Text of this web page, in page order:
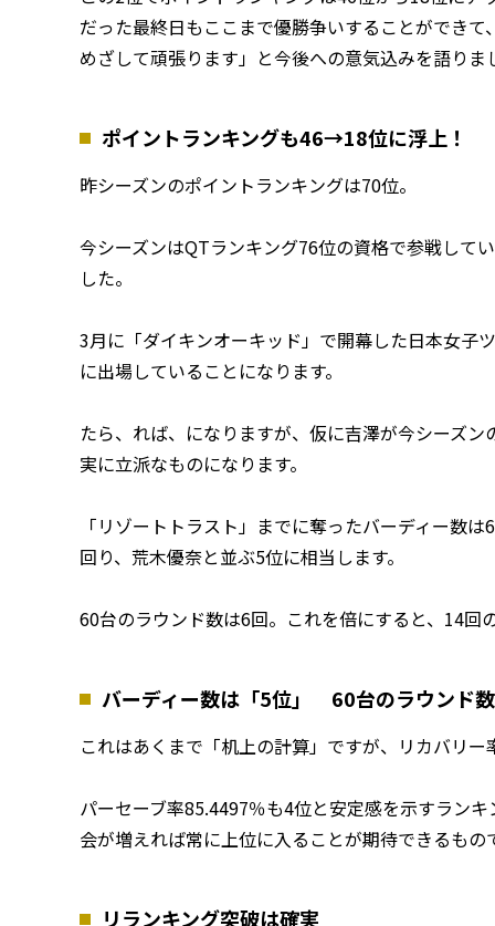
だった最終日もここまで優勝争いすることができ
めざして頑張ります」と今後への意気込みを語りま
ポイントランキングも46→18位に浮上！
昨シーズンのポイントランキングは70位。
今シーズンはQTランキング76位の資格で参戦して
した。
3月に「ダイキンオーキッド」で開幕した日本女子
に出場していることになります。
たら、れば、になりますが、仮に吉澤が今シーズ
実に立派なものになります。
「リゾートトラスト」までに奪ったバーディー数
回り、荒木優奈と並ぶ5位に相当します。
60台のラウンド数は6回。これを倍にすると、14
バーディー数は「5位」 60台のラウンド
これはあくまで「机上の計算」ですが、リカバリ
パーセーブ率85.4497％も4位と安定感を示すラン
会が増えれば常に上位に入ることが期待できるもの
リランキング突破は確実